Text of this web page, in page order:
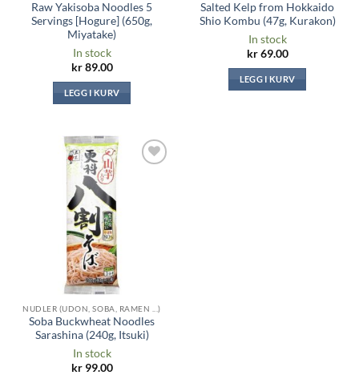
Raw Yakisoba Noodles 5
Servings [Hogure] (650g,
Miyatake)
In stock
kr89.00
LEGG I KURV
Salted Kelp from Hokkaido
Shio Kombu (47g, Kurakon)
In stock
kr69.00
LEGG I KURV
NUDLER (UDON, SOBA, RAMEN ...)
Soba Buckwheat Noodles
Sarashina (240g, Itsuki)
In stock
kr99.00